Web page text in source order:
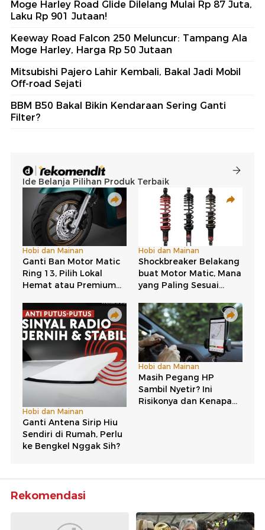
Moge Harley Road Glide Dilelang Mulai Rp 87 Juta,
Laku Rp 901 Jutaan!
Keeway Road Falcon 250 Meluncur: Tampang Ala
Moge Harley, Harga Rp 50 Jutaan
Mitsubishi Pajero Lahir Kembali, Bakal Jadi Mobil
Off-road Sejati
BBM B50 Bakal Bikin Kendaraan Sering Ganti
Filter?
Rekomendasi